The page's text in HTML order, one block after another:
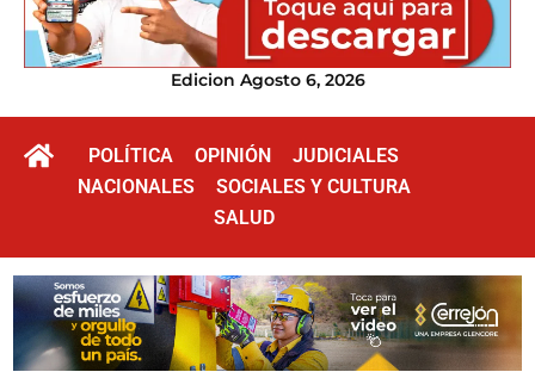
Edicion Agosto 6, 2026
POLÍTICA OPINIÓN
JUDICIALES
NACIONALES
SOCIALES Y CULTURA
SALUD